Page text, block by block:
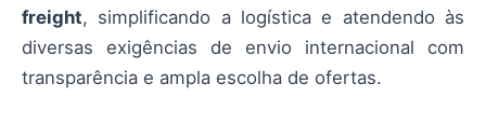
freight, simplificando a logística e atendendo às
diversas exigências de envio internacional com
transparência e ampla escolha de ofertas.